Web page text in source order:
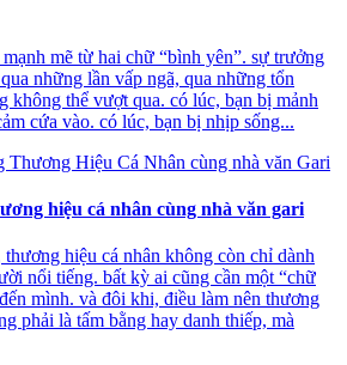
mẽ từ hai chữ “bình yên”. sự trưởng
những lần vấp ngã, qua những tổn
không thể vượt qua. có lúc, bạn bị mảnh
cứa vào. có lúc, bạn bị nhịp sống...
hiệu cá nhân cùng nhà văn gari
hiệu cá nhân không còn chỉ dành
nổi tiếng. bất kỳ ai cũng cần một “chữ
mình. và đôi khi, điều làm nên thương
phải là tấm bằng hay danh thiếp, mà